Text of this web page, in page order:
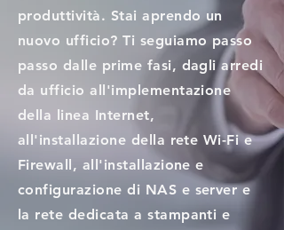
produttività. Stai aprendo un
nuovo ufficio? Ti seguiamo passo
passo dalle prime fasi, dagli arredi
da ufficio all'implementazione
della linea Internet,
all'installazione della rete Wi-Fi e
Firewall, all'installazione e
configurazione di NAS e server e
la rete dedicata a stampanti e